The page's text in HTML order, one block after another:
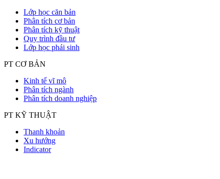
Lớp học căn bản
Phân tích cơ bản
Phân tích kỹ thuật
Quy trình đầu tư
Lớp học phái sinh
PT CƠ BẢN
Kinh tế vĩ mô
Phân tích ngành
Phân tích doanh nghiệp
PT KỸ THUẬT
Thanh khoản
Xu hướng
Indicator